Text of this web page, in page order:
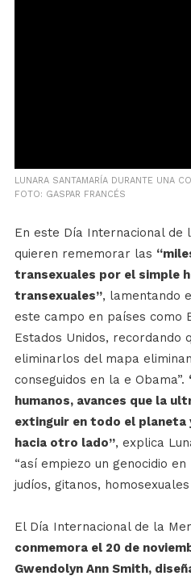
LUNARA SANTAMARÍA DURANTE UNA
FOTO: GASPAR FRANCÉS
En este Día Internacional de
quieren rememorar las
transexuales por el simple
transexuales”, lamentando
este campo en países como
Estados Unidos, recordando
eliminarlos del mapa
conseguidos en la e Obama”.
humanos, avances que la
extinguir en todo el planeta
hacia otro lado”, explica
“así empiezo un genocidio
judíos, gitanos,
El Día Internacional de la
conmemora el 20 de
Gwendolyn Ann Smith,